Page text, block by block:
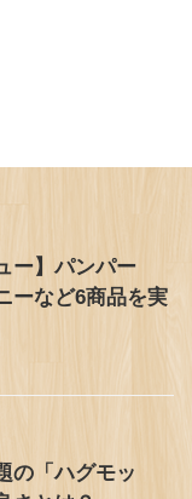
ー】パンパー
ーなど6商品を実
の「ハグモッ